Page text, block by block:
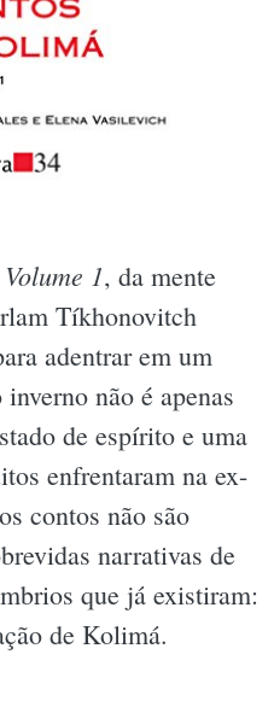
1, da mente
Tíkhonovitch
adentrar em um
não é apenas
de espírito e uma
enfrentaram na ex-
contos não são
narrativas de
que já existiram:
de Kolimá.